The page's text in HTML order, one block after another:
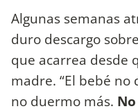
Algunas semanas
duro descargo
que acarrea desde
madre. “El bebé
no duermo más.